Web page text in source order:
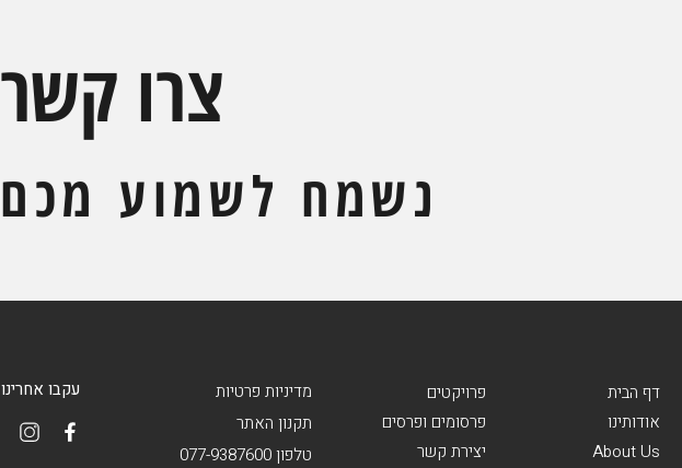
צרו קשר
נשמח לשמוע מכם
דף הבית
אודותינו
About Us
פרויקטים
פרסומים ופרסים
יצירת קשר
מדיניות פרטיות
תקנון האתר
טלפון 077-9387600
עקבו אחרינו